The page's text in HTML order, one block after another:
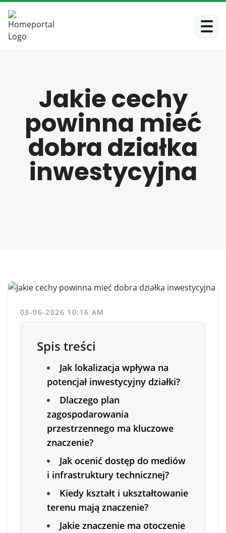
Jakie cechy
powinna mieć
dobra działka
inwestycyjna
03-06-2026 10:16 AM
Spis treści
Jak lokalizacja wpływa na
potencjał inwestycyjny działki?
Dlaczego plan
zagospodarowania
przestrzennego ma kluczowe
znaczenie?
Jak ocenić dostęp do mediów
i infrastruktury technicznej?
Kiedy kształt i ukształtowanie
terenu mają znaczenie?
Jakie znaczenie ma otoczenie